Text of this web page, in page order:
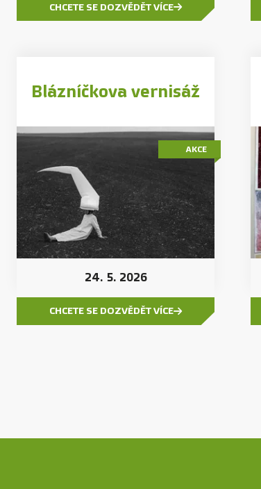
CHCETE SE DOZVĚDĚT VÍCE
Blázníčkova vernisáž
AKCE
24. 5. 2026
CHCETE SE DOZVĚDĚT VÍCE